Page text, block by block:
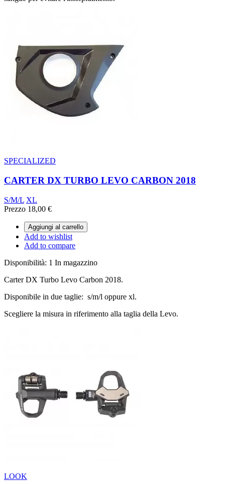
SPECIALIZED
CARTER DX TURBO LEVO CARBON 2018
S/M/L XL
Prezzo 18,00 €
Aggiungi al carrello
Add to wishlist
Add to compare
Disponibilità: 1 In magazzino
Carter DX Turbo Levo Carbon 2018.
Disponibile in due taglie: s/m/l oppure xl.
Scegliere la misura in riferimento alla taglia della Levo.
LOOK